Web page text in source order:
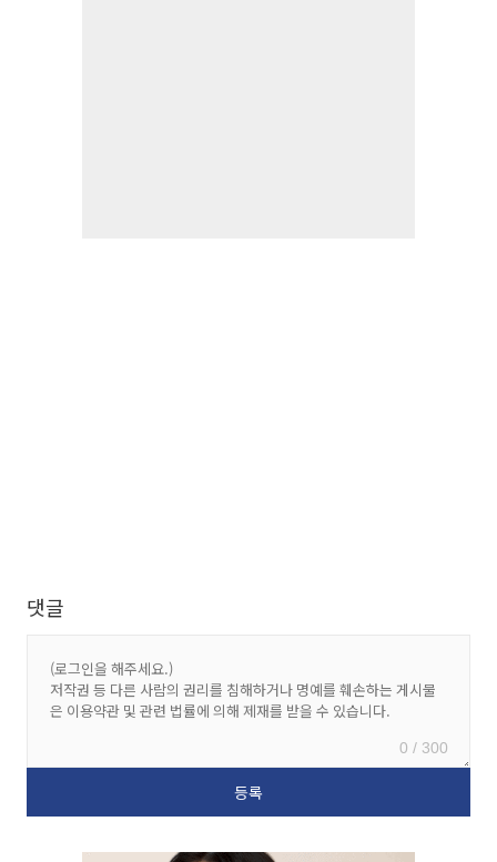
댓글
0 / 300